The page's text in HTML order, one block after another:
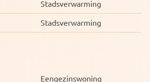
4 (ca. 17 m²) en slaapkamer 5
de goede lichtinval en afmetingen zijn
geschikt als werk-, slaap- of
ca. 169 m²
Stadsverwarming
Stadsverwarming
Eengezinswoning